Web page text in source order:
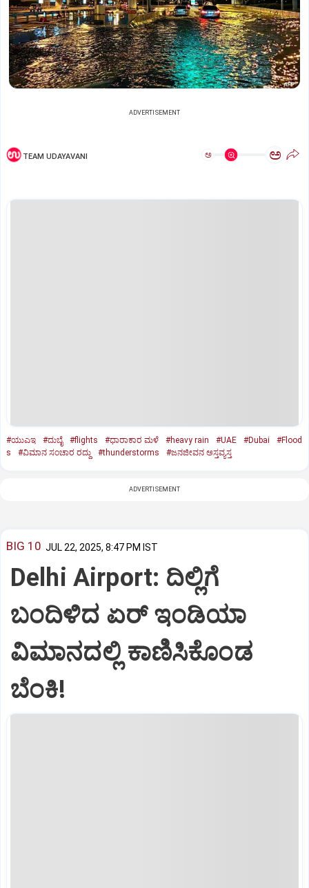
ADVERTISEMENT
TEAM UDAYAVANI ಅ ಅ
#ಯುಎಇ #ದುಬೈ #flights #ಧಾರಾಕಾರ ಮಳೆ #heavy rain #UAE #Dubai
#Flood
s
#ವಿಮಾನ ಸಂಚಾರ ರದ್ದು #thunderstorms #ಜನಜೀವನ ಅಸ್ತವ್ಯಸ್ತ
ADVERTISEMENT
BIG 10 JUL 22, 2025, 8:47 PM IST
Delhi Airport: ದಿಲ್ಲಿಗೆ
ಬಂದಿಳಿದ ಏರ್‌ ಇಂಡಿಯಾ
ವಿಮಾನದಲ್ಲಿ ಕಾಣಿಸಿಕೊಂಡ
ಬೆಂಕಿ!